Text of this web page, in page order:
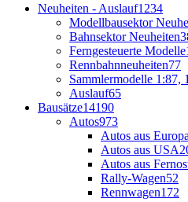
Neuheiten - Auslauf1234
Modellbausektor
Bahnsektor Neuheiten
Ferngesteuerte Modelle
Rennbahnneuheiten77
Sammlermodelle 1:87,
Auslauf65
Bausätze14190
Autos973
Autos aus Europa
Autos aus USA
Autos aus
Rally-Wagen52
Rennwagen172